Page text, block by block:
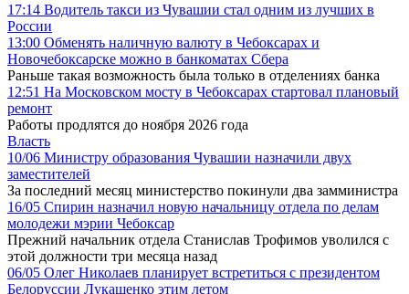
17:14 Водитель такси из Чувашии стал одним из лучших в
России
13:00 Обменять наличную валюту в Чебоксарах и
Новочебоксарске можно в банкоматах Сбера
Раньше такая возможность была только в отделениях банка
12:51 На Московском мосту в Чебоксарах стартовал плановый
ремонт
Работы продлятся до ноября 2026 года
Власть
10/06 Министру образования Чувашии назначили двух
заместителей
За последний месяц министерство покинули два замминистра
16/05 Спирин назначил новую начальницу отдела по делам
молодежи мэрии Чебоксар
Прежний начальник отдела Станислав Трофимов уволился с
этой должности три месяца назад
06/05 Олег Николаев планирует встретиться с президентом
Белоруссии Лукашенко этим летом